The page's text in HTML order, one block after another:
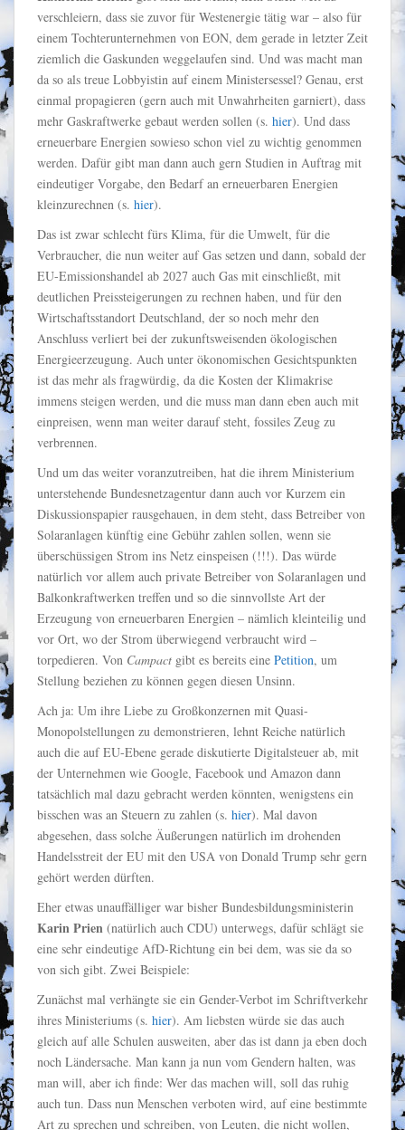
verschleiern, dass sie zuvor für Westenergie tätig war – also für
einem Tochterunternehmen von EON, dem gerade in letzter Zeit
ziemlich die Gaskunden weggelaufen sind. Und was macht man
da so als treue Lobbyistin auf einem Ministersessel? Genau, erst
einmal propagieren (gern auch mit Unwahrheiten garniert), dass
mehr Gaskraftwerke gebaut werden sollen (s. hier). Und dass
erneuerbare Energien sowieso schon viel zu wichtig genommen
werden. Dafür gibt man dann auch gern Studien in Auftrag mit
eindeutiger Vorgabe, den Bedarf an erneuerbaren Energien
kleinzurechnen (s. hier).
Das ist zwar schlecht fürs Klima, für die Umwelt, für die
Verbraucher, die nun weiter auf Gas setzen und dann, sobald der
EU-Emissionshandel ab 2027 auch Gas mit einschließt, mit
deutlichen Preissteigerungen zu rechnen haben, und für den
Wirtschaftsstandort Deutschland, der so noch mehr den
Anschluss verliert bei der zukunftsweisenden ökologischen
Energieerzeugung. Auch unter ökonomischen Gesichtspunkten
ist das mehr als fragwürdig, da die Kosten der Klimakrise
immens steigen werden, und die muss man dann eben auch mit
einpreisen, wenn man weiter darauf steht, fossiles Zeug zu
verbrennen.
Und um das weiter voranzutreiben, hat die ihrem Ministerium
unterstehende Bundesnetzagentur dann auch vor Kurzem ein
Diskussionspapier rausgehauen, in dem steht, dass Betreiber von
Solaranlagen künftig eine Gebühr zahlen sollen, wenn sie
überschüssigen Strom ins Netz einspeisen (!!!). Das würde
natürlich vor allem auch private Betreiber von Solaranlagen und
Balkonkraftwerken treffen und so die sinnvollste Art der
Erzeugung von erneuerbaren Energien – nämlich kleinteilig und
vor Ort, wo der Strom überwiegend verbraucht wird –
torpedieren. Von Campact gibt es bereits eine Petition, um
Stellung beziehen zu können gegen diesen Unsinn.
Ach ja: Um ihre Liebe zu Großkonzernen mit Quasi-
Monopolstellungen zu demonstrieren, lehnt Reiche natürlich
auch die auf EU-Ebene gerade diskutierte Digitalsteuer ab, mit
der Unternehmen wie Google, Facebook und Amazon dann
tatsächlich mal dazu gebracht werden könnten, wenigstens ein
bisschen was an Steuern zu zahlen (s. hier). Mal davon
abgesehen, dass solche Äußerungen natürlich im drohenden
Handelsstreit der EU mit den USA von Donald Trump sehr gern
gehört werden dürften.
Eher etwas unauffälliger war bisher Bundesbildungsministerin
Karin Prien (natürlich auch CDU) unterwegs, dafür schlägt sie
eine sehr eindeutige AfD-Richtung ein bei dem, was sie da so
von sich gibt. Zwei Beispiele:
Zunächst mal verhängte sie ein Gender-Verbot im Schriftverkehr
ihres Ministeriums (s. hier). Am liebsten würde sie das auch
gleich auf alle Schulen ausweiten, aber das ist dann ja eben doch
noch Ländersache. Man kann ja nun vom Gendern halten, was
man will, aber ich finde: Wer das machen will, soll das ruhig
auch tun. Dass nun Menschen verboten wird, auf eine bestimmte
Art zu sprechen und schreiben, von Leuten, die nicht wollen,